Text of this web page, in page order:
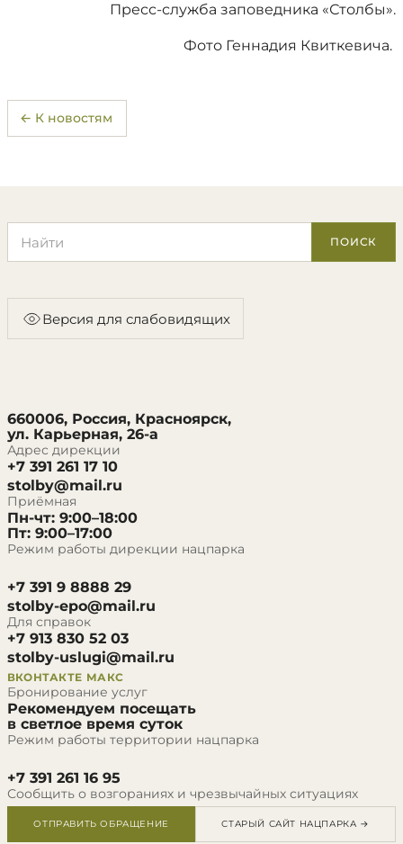
Пресс-служба заповедника «Столбы».
Фото Геннадия Квиткевича.
← К новостям
ПОИСК
Версия для слабовидящих
660006, Россия, Красноярск,
ул. Карьерная, 26-а
Адрес дирекции
+7 391 261 17 10
stolby@mail.ru
Приёмная
Пн-чт: 9:00–18:00
Пт: 9:00–17:00
Режим работы дирекции нацпарка
+7 391 9 8888 29
stolby-epo@mail.ru
Для справок
+7 913 830 52 03
stolby-uslugi@mail.ru
ВКОНТАКТЕ МАКС
Бронирование услуг
Рекомендуем посещать
в светлое время суток
Режим работы территории нацпарка
+7 391 261 16 95
Сообщить о возгораниях и чрезвычайных ситуациях
ОТПРАВИТЬ ОБРАЩЕНИЕ СТАРЫЙ САЙТ НАЦПАРКА →